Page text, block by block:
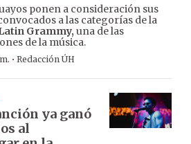
ponen a consideración sus
a las categorías de la
Grammy, una de las
de la música.
· Redacción ÚH
ya ganó
al